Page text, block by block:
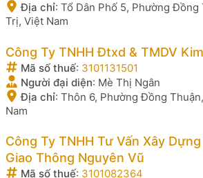
Địa chỉ: Tổ Dân Phố 5, Phường Đồng
Trị, Việt Nam
Công Ty TNHH Đtxd & TMDV
Mã số thuế: 3101131501
Người đại diện: Mè Thị Ngân
Địa chỉ: Thôn 6, Phường Đồng
Nam
Công Ty TNHH Tư Vấn Xây
Giao Thông Nguyên Vũ
Mã số thuế: 3101082364